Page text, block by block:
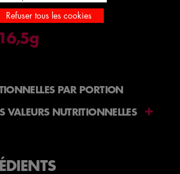
Refuser tous les cookies
16,5g
PAR PORTION
VALEURS NUTRITIONNELLES